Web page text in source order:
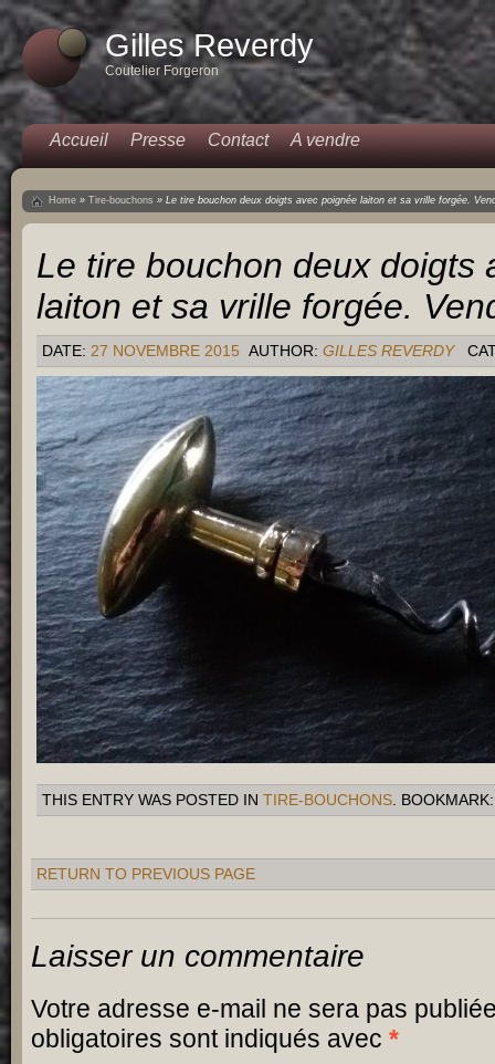
Gilles Reverdy
Coutelier Forgeron
Accueil Presse Contact A vendre
Home » Tire-bouchons » Le tire bouchon deux doigts avec poignée laiton et sa vrille forgée.
Le tire bouchon deux doigts
laiton et sa vrille forgée.
DATE: 27 NOVEMBRE 2015 AUTHOR: GILLES REVERDY
THIS ENTRY WAS POSTED IN TIRE-BOUCHONS.
RETURN TO PREVIOUS PAGE
Laisser un commentaire
Votre adresse e-mail ne sera pas
obligatoires sont indiqués avec *